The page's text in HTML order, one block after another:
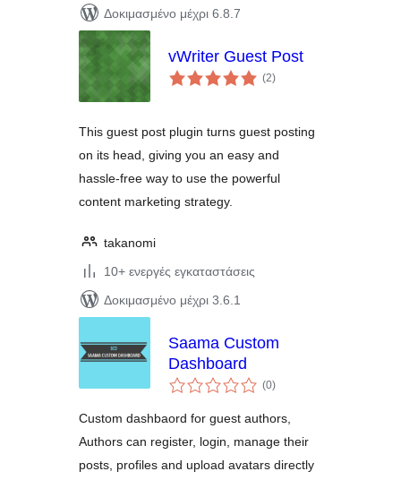
Δοκιμασμένο μέχρι 6.8.7
vWriter Guest Post
(2αξιολογήσεις
σύνολο
)
This guest post plugin turns guest posting
on its head, giving you an easy and
hassle-free way to use the powerful
content marketing strategy.
takanomi
10+ ενεργές εγκαταστάσεις
Δοκιμασμένο μέχρι 3.6.1
Saama Custom
Dashboard
(0αξιολογήσεις
σύνολο
)
Custom dashbaord for guest authors,
Authors can register, login, manage their
posts, profiles and upload avatars directly